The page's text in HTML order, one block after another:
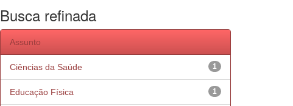
Busca refinada
Assunto
1
Ciências da Saúde
1
Educação Física